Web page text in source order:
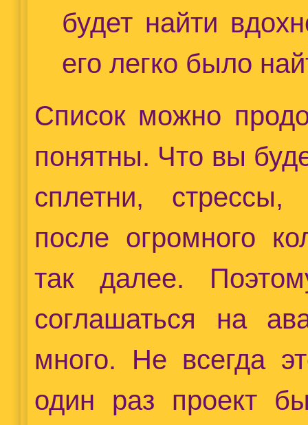
будет найти
его легко было
Список можно
понятны. Что вы
сплетни, стрессы,
после огромного
так далее.
соглашаться на
много. Не всегда
один раз проект